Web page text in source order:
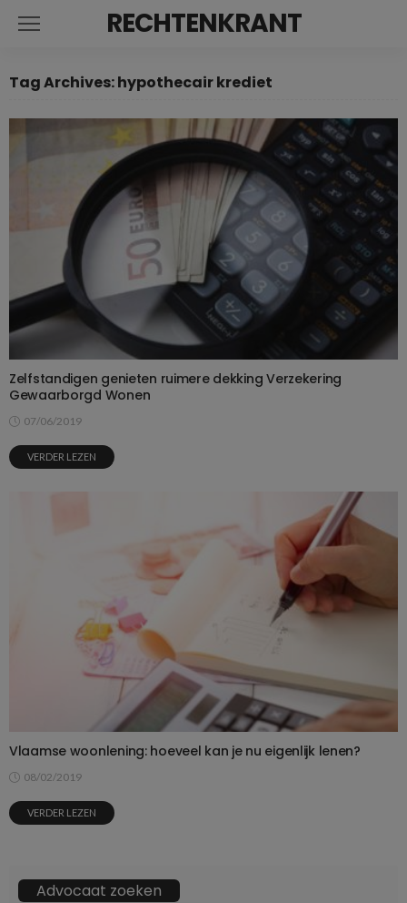
RECHTENKRANT
Tag Archives: hypothecair krediet
Zelfstandigen genieten ruimere dekking Verzekering
Gewaarborgd Wonen
07/06/2019
VERDER LEZEN
Vlaamse woonlening: hoeveel kan je nu eigenlijk lenen?
08/02/2019
VERDER LEZEN
Advocaat zoeken